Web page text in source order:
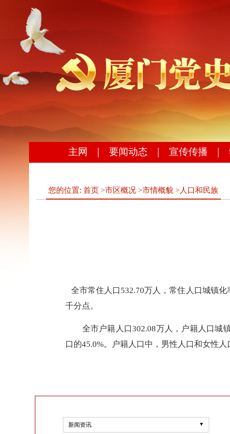
主网 要闻动态 宣传传播
您的位置: 首页 >市区概况 >市情概貌 >人口和民族
全市常住人口532.70万人，常住人口城镇
千分点。
全市户籍人口302.08万人，户籍人口城镇
口的45.0%。户籍人口中，男性人口和女性人
新闻资讯